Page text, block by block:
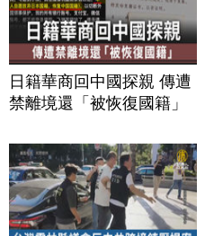
日籍華商回中國探親 傳遭
禁離境還「被恢復國籍」